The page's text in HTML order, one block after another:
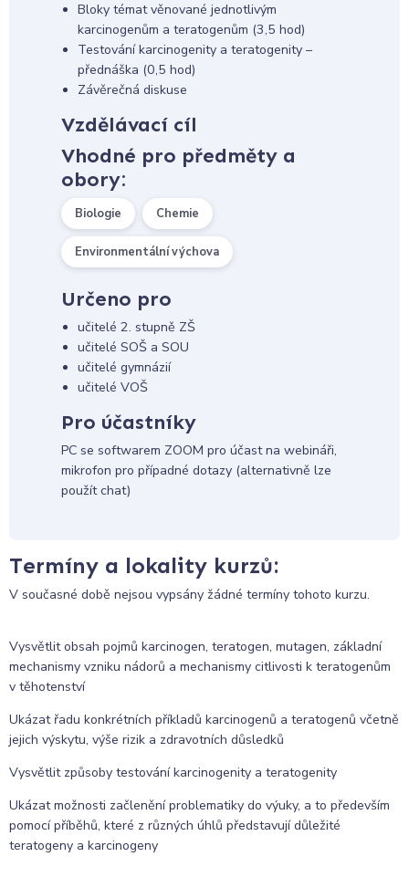
Bloky témat věnované jednotlivým
karcinogenům a teratogenům (3,5 hod)
Testování karcinogenity a teratogenity –
přednáška (0,5 hod)
Závěrečná diskuse
Vzdělávací cíl
Vhodné pro předměty a
obory:
Biologie Chemie
Environmentální výchova
Určeno pro
učitelé 2. stupně ZŠ
učitelé SOŠ a SOU
učitelé gymnázií
učitelé VOŠ
Pro účastníky
PC se softwarem ZOOM pro účast na webináři,
mikrofon pro případné dotazy (alternativně lze
použít chat)
Termíny a lokality kurzů:
V současné době nejsou vypsány žádné termíny tohoto kurzu.
Vysvětlit obsah pojmů karcinogen, teratogen, mutagen, základní
mechanismy vzniku nádorů a mechanismy citlivosti k teratogenům
v těhotenství
Ukázat řadu konkrétních příkladů karcinogenů a teratogenů včetně
jejich výskytu, výše rizik a zdravotních důsledků
Vysvětlit způsoby testování karcinogenity a teratogenity
Ukázat možnosti začlenění problematiky do výuky, a to především
pomocí příběhů, které z různých úhlů představují důležité
teratogeny a karcinogeny